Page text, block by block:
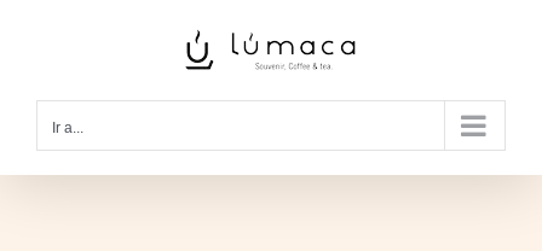
Ir a...